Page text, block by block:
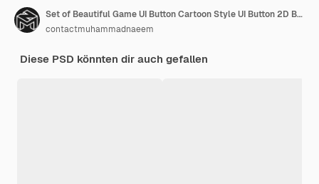
Set of Beautiful Game UI Button Cartoon Style UI Button 2D Button 2d UI Game Icon Set Game UI Set 2D Game UI Set 3D 2D 2D Game Icon Game UI Set 4D 2D 1D 2D 3D 2 D 2D 2 D 1 D 2 D 2 D 3 D 2 D 4 D 3 D 3 D 4 D 4 D 5 D 4 D 6 D 5 D 5 D 6 D 6 D 7 D 7 D 8 D
contactmuhammadnaeem
Diese PSD könnten dir auch gefallen